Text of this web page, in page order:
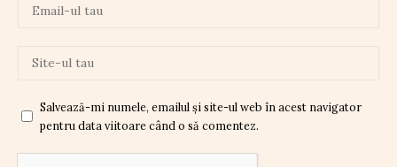
Salvează-mi numele, emailul și site-ul web în acest navigator
pentru data viitoare când o să comentez.